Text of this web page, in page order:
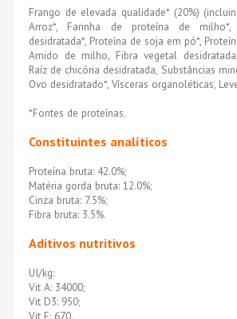
Frango de elevada qualidade* (20%)
Arroz*, Farinha de proteína de
desidratada*, Proteína de soja em pó*,
Amido de milho, Fibra vegetal
Raíz de chicória desidratada, Substâncias
Ovo desidratado*, Vísceras organoléticas,
*Fontes de proteínas.
Constituintes analíticos
Proteína bruta: 42.0%;
Matéria gorda bruta: 12.0%;
Cinza bruta: 7.5%;
Fibra bruta: 3.5%.
Aditivos nutritivos
UI/kg:
Vit A: 34000;
Vit D3: 950;
Vit E: 670.